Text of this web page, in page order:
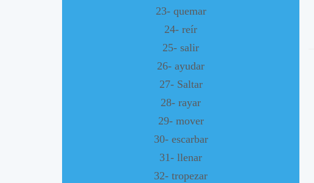
23- quemar
24- reír
25- salir
26- ayudar
27- Saltar
28- rayar
29- mover
30- escarbar
31- llenar
32- tropezar